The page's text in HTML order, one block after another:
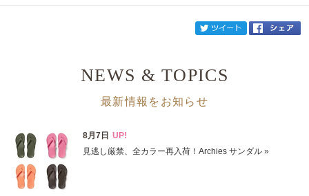
サイズ
掲載雑誌
NEWS & TOPICS
最新情報をお知らせ